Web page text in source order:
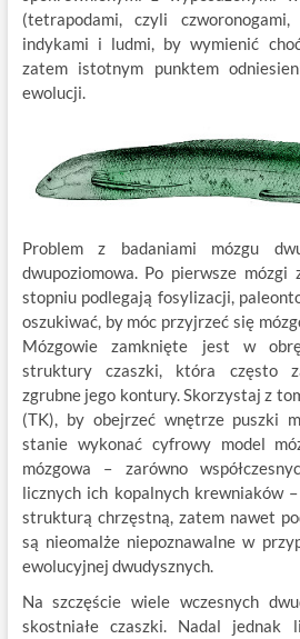
(tetrapodami, czyli
indykami i ludmi, by wymienić
zatem istotnym punktem
ewolucji.
Problem z badaniami mózgu
dwupoziomowa. Po pierwsze
stopniu podlegają fosylizacji,
oszukiwać, by móc przyjrzeć się
Mózgowie zamknięte jest w
struktury czaszki, która często
zgrubne jego kontury. Skorzystaj z
(TK), by obejrzeć wnętrze puszki
stanie wykonać cyfrowy model
mózgowa – zarówno
licznych ich kopalnych krewniaków
strukturą chrzęstną, zatem nawet
są nieomalże niepoznawalne w
ewolucyjnej dwudysznych.
Na szczęście wiele wczesnych
skostniałe czaszki. Nadal jednak